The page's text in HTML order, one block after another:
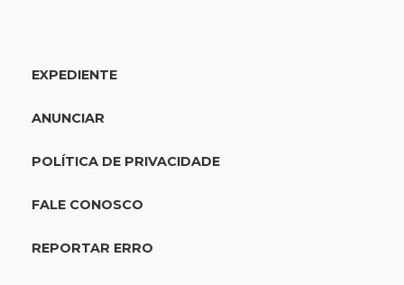
13:39Indústria e empregos
prometem 265 empregos na Capital
Produtor de MS entra no livro dos recordes
EXPEDIENTE
ANUNCIAR
POLÍTICA DE PRIVACIDADE
FALE CONOSCO
REPORTAR ERRO